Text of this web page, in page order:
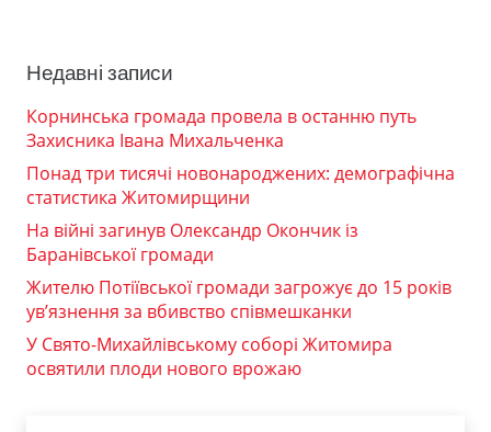
Недавні записи
Корнинська громада провела в останню путь
Захисника Івана Михальченка
Понад три тисячі новонароджених: демографічна
статистика Житомирщини
На війні загинув Олександр Окончик із
Баранівської громади
Жителю Потіївської громади загрожує до 15 років
ув’язнення за вбивство співмешканки
У Свято-Михайлівському соборі Житомира
освятили плоди нового врожаю